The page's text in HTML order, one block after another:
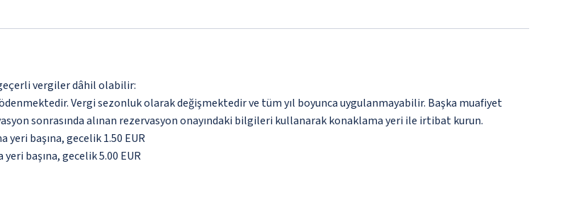
vergiler dâhil olabilir:
Vergi sezonluk olarak değişmektedir ve tüm yıl boyunca uygulanmayabilir. Başka muafiyet
sonrasında alınan rezervasyon onayındaki bilgileri kullanarak konaklama yeri ile irtibat kurun.
başına, gecelik 1.50 EUR
başına, gecelik 5.00 EUR